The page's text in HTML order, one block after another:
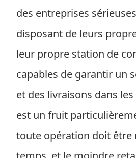
des entreprises
disposant de leurs
leur propre station de
capables de garantir un
et des livraisons dans
est un fruit
toute opération doit être